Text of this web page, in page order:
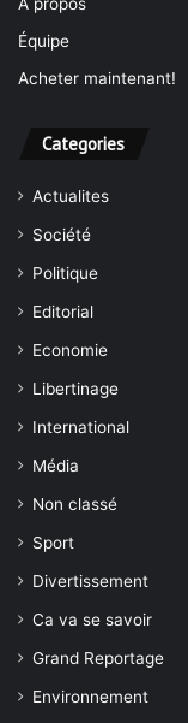
À propos
Équipe
Acheter maintenant!
Categories
Actualites
Société
Politique
Editorial
Economie
Libertinage
International
Média
Non classé
Sport
Divertissement
Ca va se savoir
Grand Reportage
Environnement